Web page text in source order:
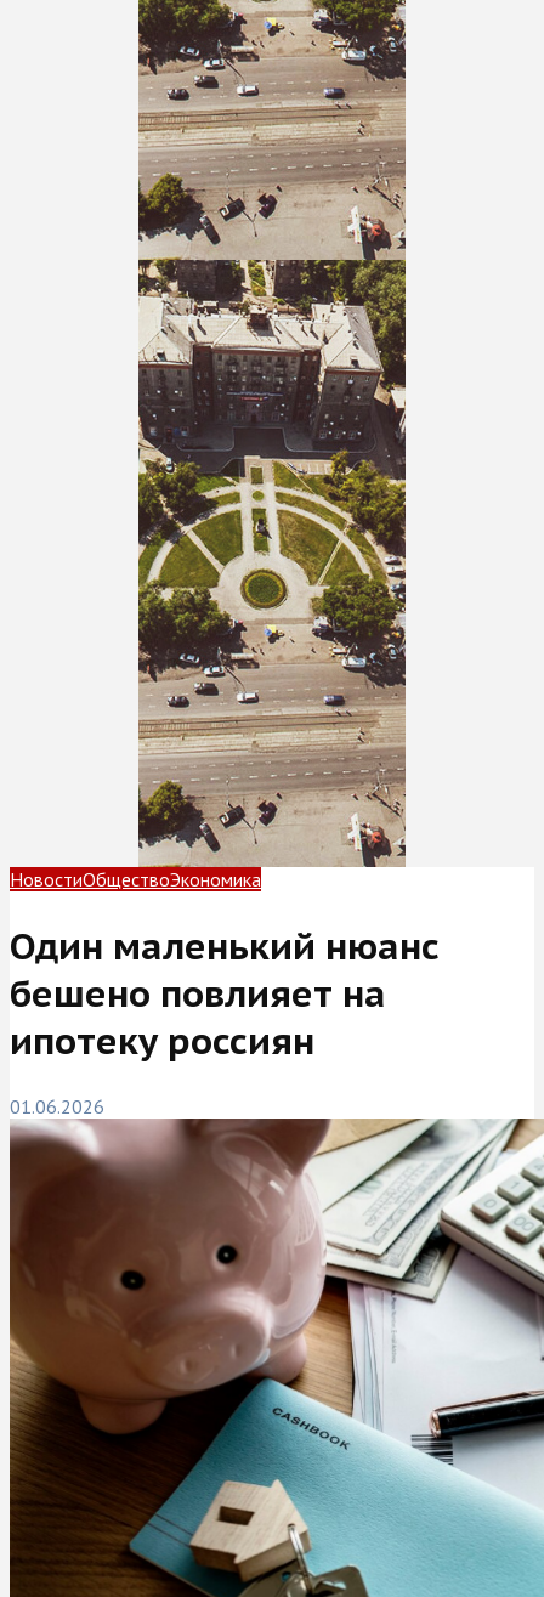
НовостиОбществоЭкономика
Один маленький нюанс
бешено повлияет на
ипотеку россиян
01.06.2026